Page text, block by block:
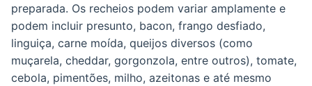
preparada. Os recheios podem variar amplamente e
podem incluir presunto, bacon, frango desfiado,
linguiça, carne moída, queijos diversos (como
muçarela, cheddar, gorgonzola, entre outros), tomate,
cebola, pimentões, milho, azeitonas e até mesmo